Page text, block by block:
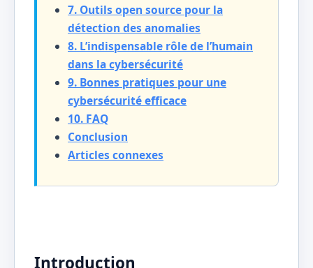
7. Outils open source pour la
détection des anomalies
8. L’indispensable rôle de l’humain
dans la cybersécurité
9. Bonnes pratiques pour une
cybersécurité efficace
10. FAQ
Conclusion
Articles connexes
Introduction